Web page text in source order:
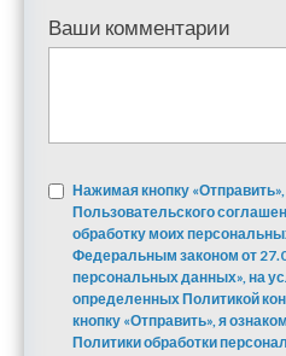
Ваши комментарии
Нажимая кнопку
Пользовательского
обработку моих
Федеральным законом от
персональных данных», на
определенных Политикой
кнопку «Отправить», я
Политики обработки